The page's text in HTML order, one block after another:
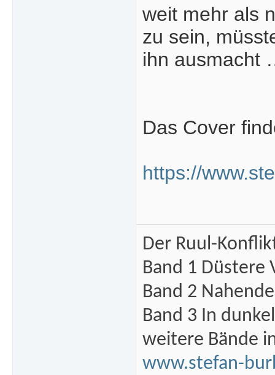
weit mehr als
zu sein,
ihn ausmacht
Das Cover
https://
Der Ruul-
Band 1 Düstere
Band 2
Band 3 In
weitere Bände
www.stefan-